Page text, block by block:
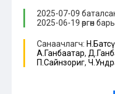
2025-07-09
2025-06-19 өргөн
Санаачлагч:
А.Ганбаатар,
П.Сайнзориг,